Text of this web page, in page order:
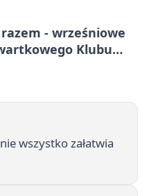
- wrześniowe
Klubu
wszystko załatwia